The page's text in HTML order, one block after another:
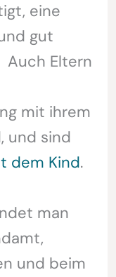
eine
gut
Auch Eltern
mit ihrem
und sind
dem Kind.
man
und beim